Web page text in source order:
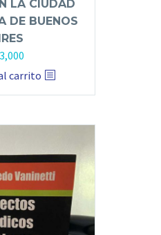
LA CIUDAD
DE BUENOS
carrito